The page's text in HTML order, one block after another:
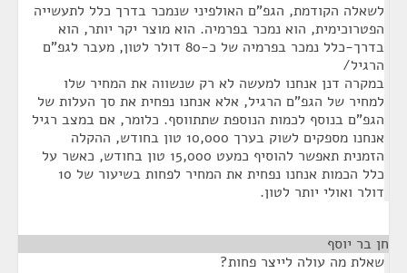
לשאלה הקודמת, הגפ"ם האולפיני שנמכר בדרך כלל לתעשייה
הפטרוכימית, הוא נמכר בפרמיה. הוא מוצר יקר יותר, הוא
בדרך-כלל נמכר בפרמיה של כ-80 דולר לטון, מעבר לגפ"ם
הרגיל/
במקרה דנן אנחנו למעשה לא רק שנשווה את המחיר שלו
למחיר של הגפ"ם הרגיל, אלא אנחנו נפחית את סך העלות של
הגפ"ם בנוסף לכמות הנוספת שתתווסף. כלומר, אם במצב רגיל
אנחנו מספקים לשוק בערך 10,000 טון בחודש, ההקלה
הזמנית תאפשר להוסיף כמעט 15,000 טון בחודש, כאשר על
כלל הכמות אנחנו נפחית את המחיר לפחות בשיעור של 10
דולר ואולי יותר לטון.
חן בר יוסף
שאלת מה עולה לייצר פחות?